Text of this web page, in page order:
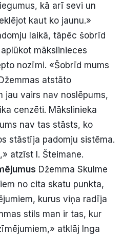
kā arī sevi un
kaut ko jaunu.»
laikā, tāpēc šobrīd
mākslinieces
nozīmi. «Šobrīd mums
atstāto
jau vairs nav noslēpums,
cenzēti. Mākslinieka
nav tas stāsts, ko
stāstīja padomju sistēma.
atzīst I. Šteimane.
Džemma Skulme
no cita skatu punkta,
kurus viņa radīja
stils man ir tas, kur
atklāj Inga